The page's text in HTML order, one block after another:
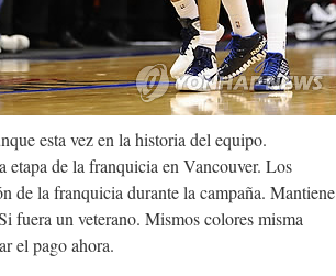
esta vez en la historia del equipo.
etapa de la franquicia en Vancouver. Los
de la franquicia durante la campaña. Mantiene
fuera un veterano. Mismos colores misma
el pago ahora.